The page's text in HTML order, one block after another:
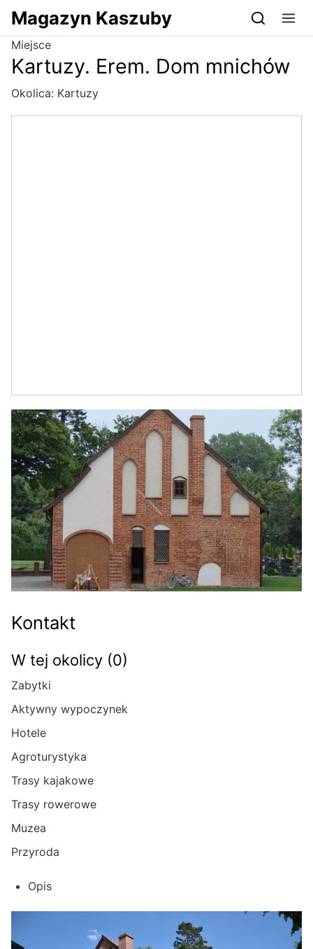
Przejdź do serwisu magazynkaszuby.pl
Magazyn Kaszuby
Miejsce
Kartuzy. Erem. Dom mnichów
Okolica: Kartuzy
Kontakt
W tej okolicy (0)
Zabytki
Aktywny wypoczynek
Hotele
Agroturystyka
Trasy kajakowe
Trasy rowerowe
Muzea
Przyroda
Opis